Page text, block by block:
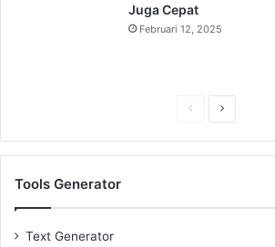
Juga Cepat
Februari 12, 2025
PreviousNext
Tools Generator
Text Generator